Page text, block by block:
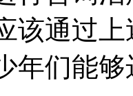
该通过
年们能